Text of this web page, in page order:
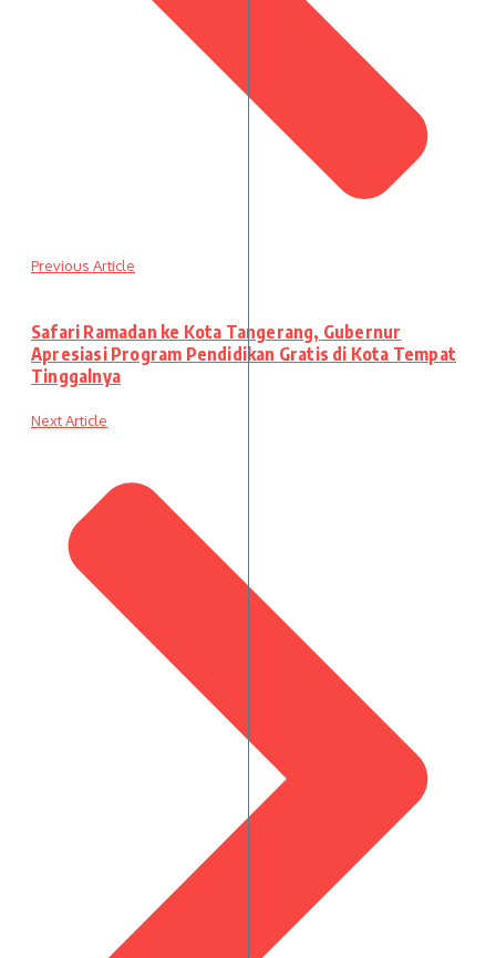
Previous Article
Safari Ramadan ke Kota Tangerang, Gubernur
Apresiasi Program Pendidikan Gratis di Kota Tempat
Tinggalnya
Next Article